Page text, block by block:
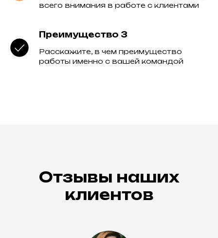
всего внимания в работе с клиентами
Преимущество 3
Расскажите, в чем преимущество
работы именно с вашей командой
Отзывы наших
клиентов